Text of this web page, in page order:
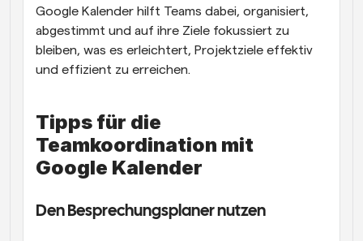
Google Kalender hilft Teams dabei, organisiert,
abgestimmt und auf ihre Ziele fokussiert zu
bleiben, was es erleichtert, Projektziele effektiv
und effizient zu erreichen.
Tipps für die
Teamkoordination mit
Google Kalender
Den Besprechungsplaner nutzen